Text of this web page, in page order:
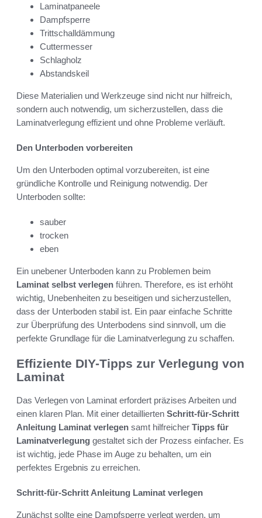
Laminatpaneele
Dampfsperre
Trittschalldämmung
Cuttermesser
Schlagholz
Abstandskeil
Diese Materialien und Werkzeuge sind nicht nur hilfreich,
sondern auch notwendig, um sicherzustellen, dass die
Laminatverlegung effizient und ohne Probleme verläuft.
Den Unterboden vorbereiten
Um den Unterboden optimal vorzubereiten, ist eine
gründliche Kontrolle und Reinigung notwendig. Der
Unterboden sollte:
sauber
trocken
eben
Ein unebener Unterboden kann zu Problemen beim
Laminat selbst verlegen führen. Therefore, es ist erhöht
wichtig, Unebenheiten zu beseitigen und sicherzustellen,
dass der Unterboden stabil ist. Ein paar einfache Schritte
zur Überprüfung des Unterbodens sind sinnvoll, um die
perfekte Grundlage für die Laminatverlegung zu schaffen.
Effiziente DIY-Tipps zur Verlegung von
Laminat
Das Verlegen von Laminat erfordert präzises Arbeiten und
einen klaren Plan. Mit einer detaillierten Schritt-für-Schritt
Anleitung Laminat verlegen samt hilfreicher Tipps für
Laminatverlegung gestaltet sich der Prozess einfacher. Es
ist wichtig, jede Phase im Auge zu behalten, um ein
perfektes Ergebnis zu erreichen.
Schritt-für-Schritt Anleitung Laminat verlegen
Zunächst sollte eine Dampfsperre verlegt werden, um